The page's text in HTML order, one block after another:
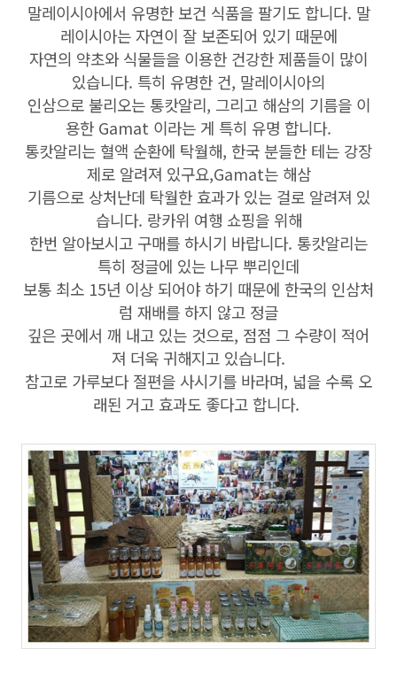
말레이시아에서 유명한 보건 식품을 팔기도 합니다. 말
레이시아는 자연이 잘 보존되어 있기 때문에
자연의 약초와 식물들을 이용한 건강한 제품들이 많이
있습니다. 특히 유명한 건, 말레이시아의
인삼으로 불리오는 통캇알리, 그리고 해삼의 기름을 이
용한 Gamat 이라는 게 특히 유명 합니다.
통캇알리는 혈액 순환에 탁월해, 한국 분들한 테는 강장
제로 알려져 있구요,Gamat는 해삼
기름으로 상처난데 탁월한 효과가 있는 걸로 알려져 있
습니다. 랑카위 여행 쇼핑을 위해
한번 알아보시고 구매를 하시기 바랍니다. 통캇알리는
특히 정글에 있는 나무 뿌리인데
보통 최소 15년 이상 되어야 하기 때문에 한국의 인삼처
럼 재배를 하지 않고 정글
깊은 곳에서 깨 내고 있는 것으로, 점점 그 수량이 적어
져 더욱 귀해지고 있습니다.
참고로 가루보다 절편을 사시기를 바라며, 넓을 수록 오
래된 거고 효과도 좋다고 합니다.